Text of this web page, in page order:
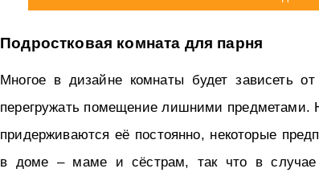
Подростковая комната для парня
Многое в дизайне комнаты будет зависеть
перегружать помещение лишними предметами.
придерживаются её постоянно, некоторые
в доме – маме и сёстрам, так что в случае